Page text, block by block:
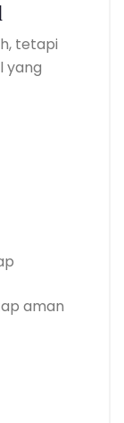
tetapi
yang
aman